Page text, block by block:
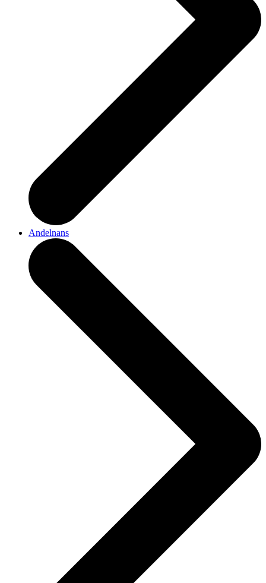
Andelnans